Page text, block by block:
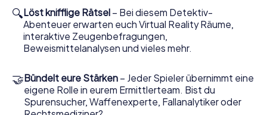
Kriminalist, Fallanalytiker oder Gerichtsmediziner. Sie
bekommen herausfordernde Zusatzaufgaben auf Ihre
Handys gespielt, die Ihrem jeweiligem Charakter
entsprechen und dem Schlagwort
„Abwechslungsreichtum“ an ganz neue Bedeutung
Das Krimispiel in Rickmansworth kann
beginnen!
🔍Löst knifflige Rätsel – Bei diesem Detektiv-
Abenteuer erwarten euch Virtual Reality Räume,
interaktive Zeugenbefragungen,
Beweismittelanalysen und vieles mehr.
🤝Bündelt eure Stärken – Jeder Spieler übernimmt eine
eigene Rolle in eurem Ermittlerteam. Bist du
Spurensucher, Waffenexperte, Fallanalytiker oder